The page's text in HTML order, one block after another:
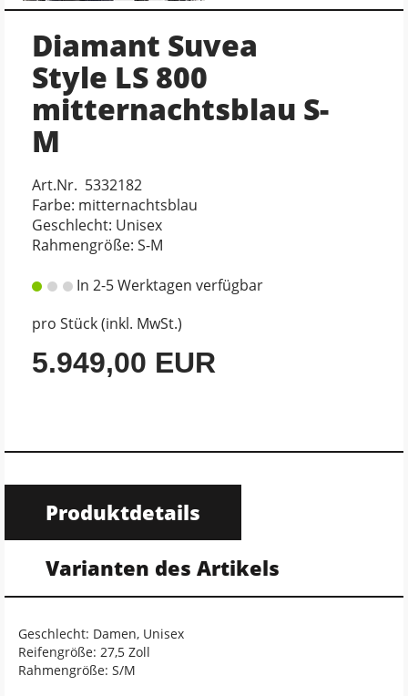
Diamant Suvea
Style LS 800
mitternachtsblau S-
M
Art.Nr. 5332182
Farbe: mitternachtsblau
Geschlecht: Unisex
Rahmengröße: S-M
In 2-5 Werktagen verfügbar
pro Stück (inkl. MwSt.)
5.949,00 EUR
Produktdetails
Varianten des Artikels
Geschlecht: Damen, Unisex
Reifengröße: 27,5 Zoll
Rahmengröße: S/M